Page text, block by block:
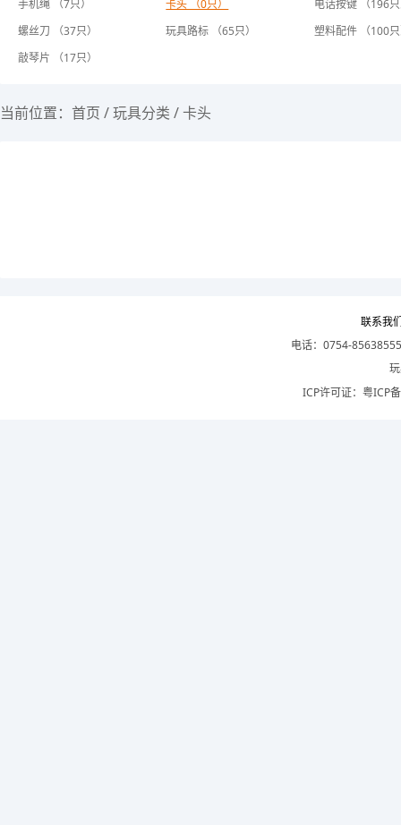
手机绳 （7只）
卡头 （0只）
电话按键 （196
螺丝刀 （37只）
玩具路标 （65只）
塑料配件 （100
敲琴片 （17只）
当前位置： 首页 /玩具分类 /卡头
联系我
电话：0754-
ICP许可证： 粤ICP